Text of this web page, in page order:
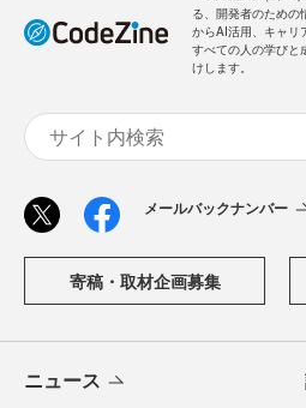
る、開発者のための
からAI活用、キャリ
すべての人の学びと
けします。
メールバックナンバー
寄稿・取材企画募集
ニュース